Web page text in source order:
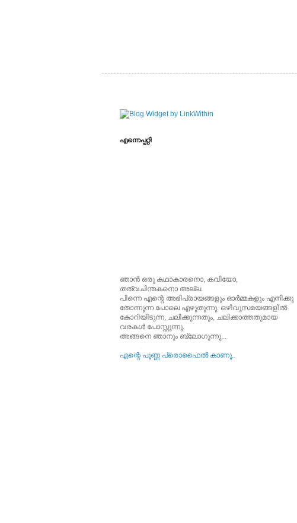
എന്നെപ്പറ്റി
ഞാന്‍ ഒരു കഥാകാരനൊ, കവിയോ,
തത്വചിന്തകനൊ അല്ല.
പിന്നെ എന്റെ അഭിപ്രായങ്ങളും ഓര്‍മ്മകളും എനിക്കു
തോന്നുന്ന പോലെ എഴുതുന്നു. ഒഴിവുസമയങ്ങളില്‍
കോറിയിടുന്ന, ചലിക്കുന്നതും, ചലിക്കാത്തതുമായ
വരകള്‍ പോസ്റ്റുന്നു.
അങ്ങനെ ഞാനും ബ്ലോഗുന്നു...
എന്റെ പൂ‍ണ്ണ പ്രൊഫൈല്‍ കാണൂ..